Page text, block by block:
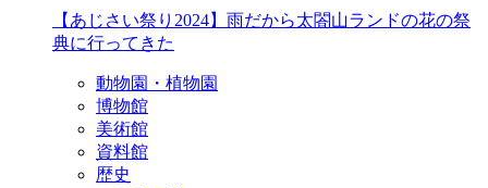
【あじさい祭り2024】雨だから太閤山ランドの花の祭
典に行ってきた
動物園・植物園
博物館
美術館
資料館
歴史